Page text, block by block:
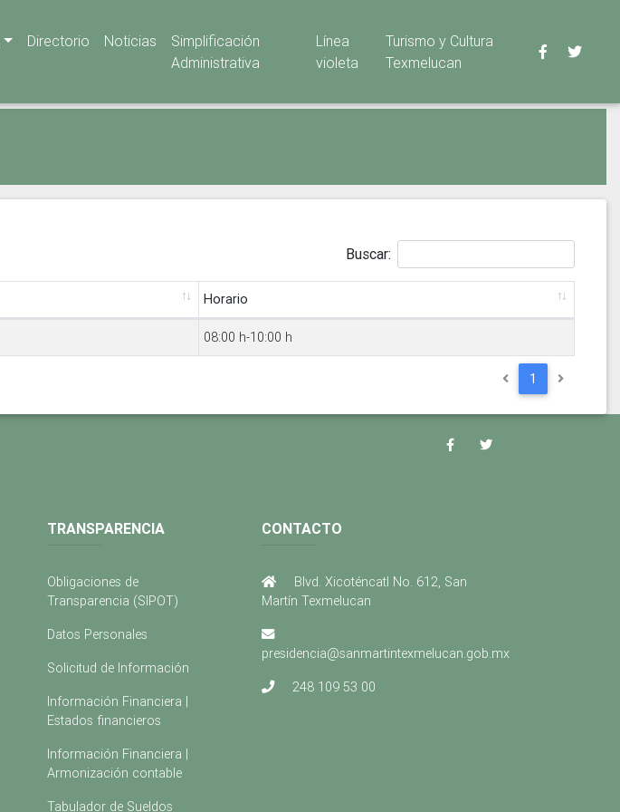
Directorio Noticias
Simplificación
Administrativa
Línea
violeta
Turismo y Cultura
Texmelucan
Buscar:
Horario
08:00 h-10:00 h
1
TRANSPARENCIA
Obligaciones de
Transparencia (SIPOT)
Datos Personales
Solicitud de Información
Información Financiera |
Estados financieros
Información Financiera |
Armonización contable
Tabulador de Sueldos
CONTACTO
Blvd. Xicoténcatl No. 612, San
Martín Texmelucan
presidencia@sanmartintexmelucan.gob.mx
248 109 53 00